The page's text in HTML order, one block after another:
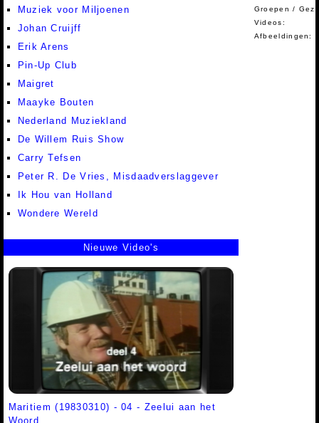
Muziek voor Miljoenen
Johan Cruijff
Erik Arens
Pin-Up Club
Maigret
Maayke Bouten
Nederland Muziekland
De Willem Ruis Show
Carry Tefsen
Peter R. De Vries, Misdaadverslaggever
Ik Hou van Holland
Wondere Wereld
Groepen /
Videos:
Afbeeldingen:
Nieuwe Video's
Maritiem (19830310) - 04 - Zeelui aan het
Woord